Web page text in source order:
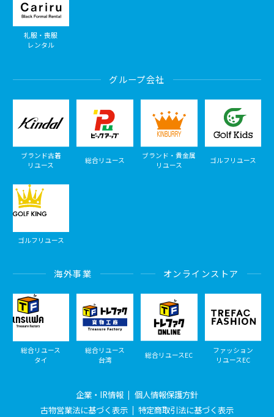
礼服・喪服
レンタル
グループ会社
ブランド古着
リユース
総合リユース
ブランド・貴金属
リユース
ゴルフリユース
ゴルフリユース
海外事業
総合リユース
タイ
総合リユース
台湾
オンラインストア
総合リユースEC
ファッション
リユースEC
企業・IR情報
個人情報保護方針
古物営業法に基づく表示
特定商取引法に基づく表示